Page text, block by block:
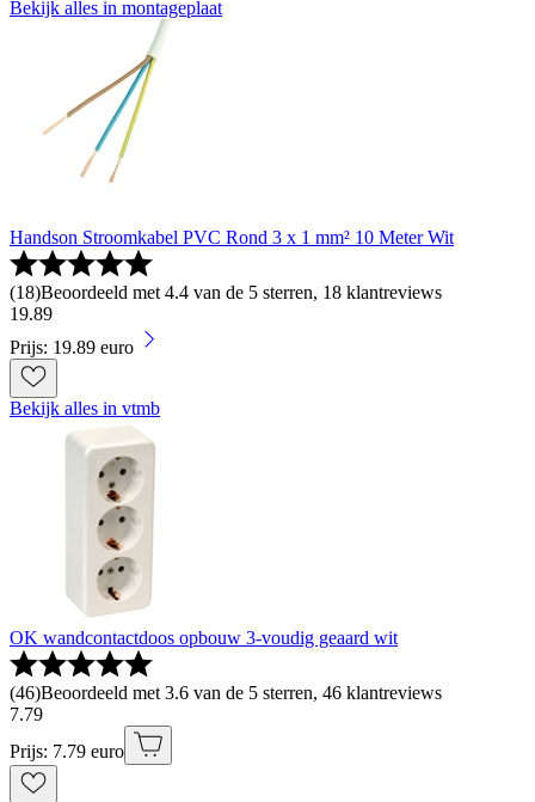
Bekijk alles in montageplaat
Handson Stroomkabel PVC Rond 3 x 1 mm² 10 Meter Wit
(18)Beoordeeld met 4.4 van de 5 sterren, 18 klantreviews
19.89
Prijs: 19.89 euro
Bekijk alles in vtmb
OK wandcontactdoos opbouw 3-voudig geaard wit
(46)Beoordeeld met 3.6 van de 5 sterren, 46 klantreviews
7.79
Prijs: 7.79 euro